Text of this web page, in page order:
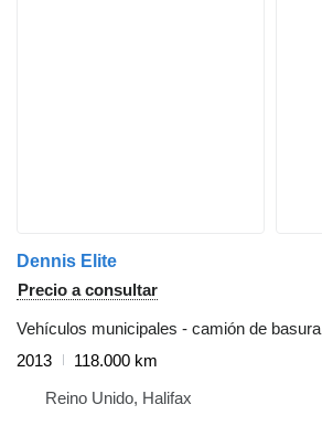
Dennis Elite
Precio a consultar
Vehículos municipales - camión de basura
2013
118.000 km
Reino Unido, Halifax